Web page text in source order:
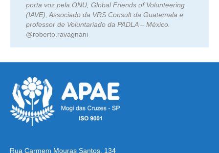
porta voz pela ONU, Global Friends of Volunteering
(IAVE), Associado da VRS Consult da Guatemala e
professor de Voluntariado da PADLA – México.
@roberto.ravagnani
Rua Carmem Mouras Santos, 134